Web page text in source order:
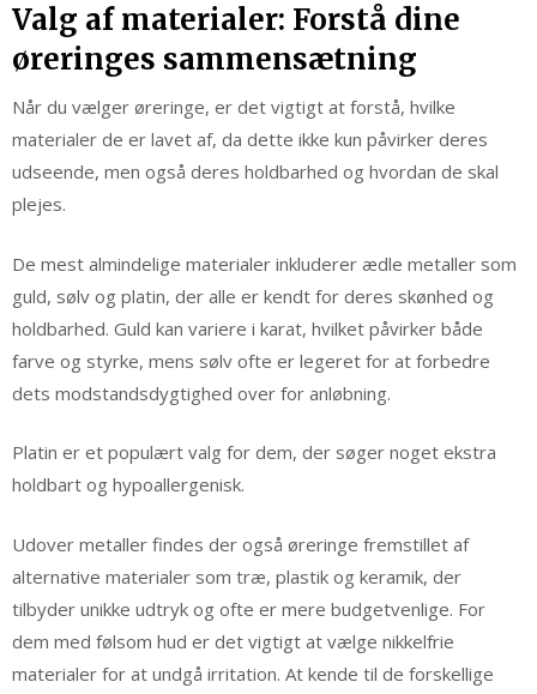
Valg af materialer: Forstå dine
øreringes sammensætning
Når du vælger øreringe, er det vigtigt at forstå, hvilke
materialer de er lavet af, da dette ikke kun påvirker deres
udseende, men også deres holdbarhed og hvordan de skal
plejes.
De mest almindelige materialer inkluderer ædle metaller som
guld, sølv og platin, der alle er kendt for deres skønhed og
holdbarhed. Guld kan variere i karat, hvilket påvirker både
farve og styrke, mens sølv ofte er legeret for at forbedre
dets modstandsdygtighed over for anløbning.
Platin er et populært valg for dem, der søger noget ekstra
holdbart og hypoallergenisk.
Udover metaller findes der også øreringe fremstillet af
alternative materialer som træ, plastik og keramik, der
tilbyder unikke udtryk og ofte er mere budgetvenlige. For
dem med følsom hud er det vigtigt at vælge nikkelfrie
materialer for at undgå irritation. At kende til de forskellige